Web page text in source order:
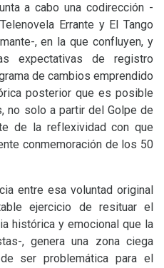
a cabo una codirección -
Errante y El Tango
, en la que confluyen, y
expectativas de registro
de cambios emprendido
posterior que es posible
no solo a partir del Golpe de
de la reflexividad con que
conmemoración de los 50
entre esa voluntad original
ejercicio de resituar el
histórica y emocional que la
, genera una zona ciega
ser problemática para el